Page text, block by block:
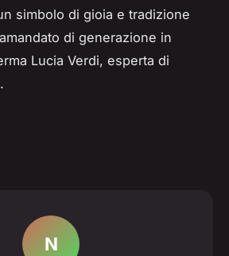
simbolo di gioia e tradizione
di generazione in
Lucia Verdi, esperta di
N